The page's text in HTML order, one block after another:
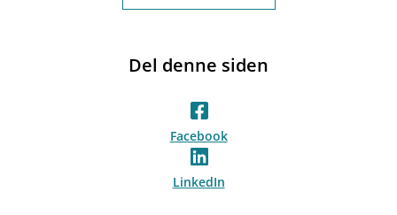
Del denne siden
Facebook
LinkedIn